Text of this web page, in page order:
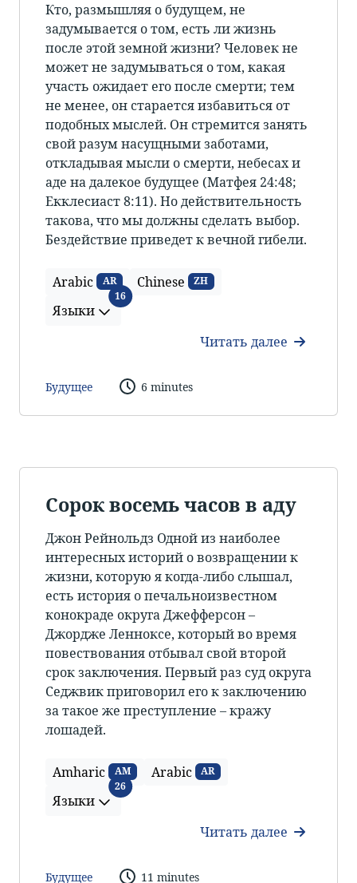
Кто, размышляя о будущем, не
задумывается о том, есть ли жизнь
после этой земной жизни? Человек не
может не задумываться о том, какая
участь ожидает его после смерти; тем
не менее, он старается избавиться от
подобных мыслей. Он стремится занять
свой разум насущными заботами,
откладывая мысли о смерти, небесах и
аде на далекое будущее (Матфея 24:48;
Екклесиаст 8:11). Но действительность
такова, что мы должны сделать выбор.
Бездействие приведет к вечной гибели.
Arabic AR Chinese ZH
Языки
16Языки
Читать далее
Будущее 6 minutes
Сорок восемь часов в аду
Джон Рейнольдз Одной из наиболее
интересных историй о возвращении к
жизни, которую я когда-либо слышал,
есть история о печальноизвестном
конокраде округа Джефферсон –
Джордже Ленноксе, который во время
повествования отбывал свой второй
срок заключения. Первый раз суд округа
Седжвик приговорил его к заключению
за такое же преступление – кражу
лошадей.
Amharic AM Arabic AR
Языки
26Языки
Читать далее
Будущее 11 minutes